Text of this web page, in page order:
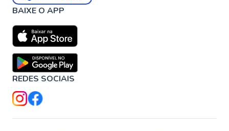
BAIXE O APP
REDES SOCIAIS